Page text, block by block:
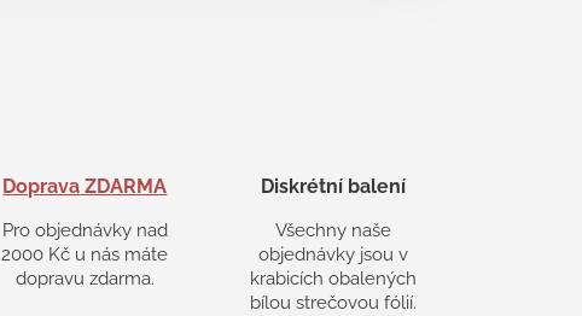
Doprava ZDARMA
Pro objednávky nad
2000 Kč u nás máte
dopravu zdarma.
Diskrétní balení
Všechny naše
objednávky jsou v
krabicích obalených
bílou strečovou fólií.